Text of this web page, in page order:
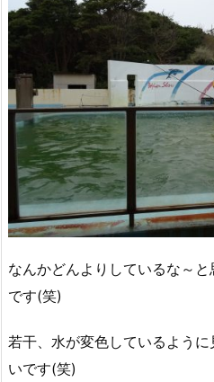
なんかどんよりしているな～
です(笑)
若干、水が変色しているよう
いです(笑)